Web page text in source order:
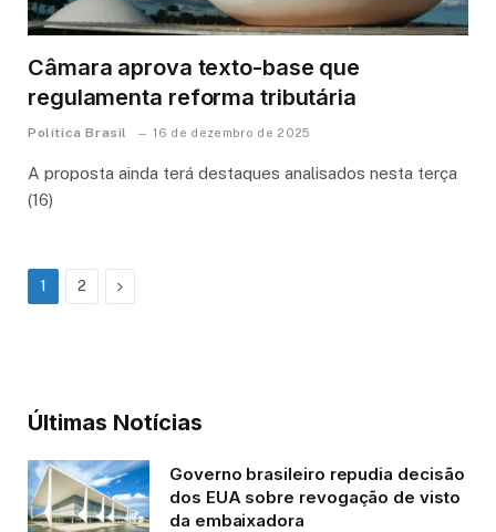
Câmara aprova texto-base que
regulamenta reforma tributária
Política Brasil 16 de dezembro de 2025
A proposta ainda terá destaques analisados nesta terça
(16)
1 2 Next
Últimas Notícias
Governo brasileiro repudia decisão
dos EUA sobre revogação de visto
da embaixadora